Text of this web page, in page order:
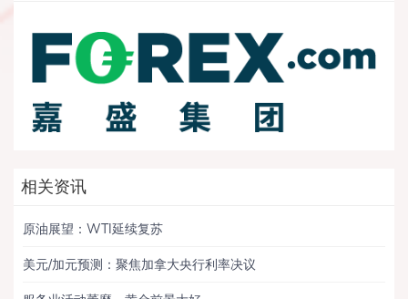
相关资讯
原油展望：WTI延续复苏
美元/加元预测：聚焦加拿大央行利率决议